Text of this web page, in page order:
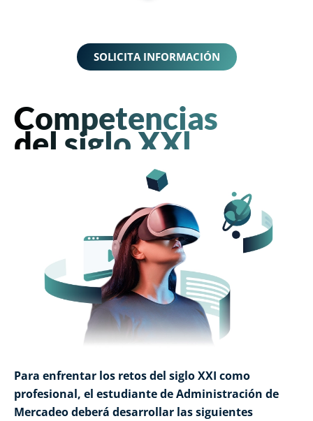
SOLICITA INFORMACIÓN
Competencias
del siglo XXl
Para enfrentar los retos del siglo XXI como
profesional, el estudiante de Administración de
Mercadeo deberá desarrollar las siguientes